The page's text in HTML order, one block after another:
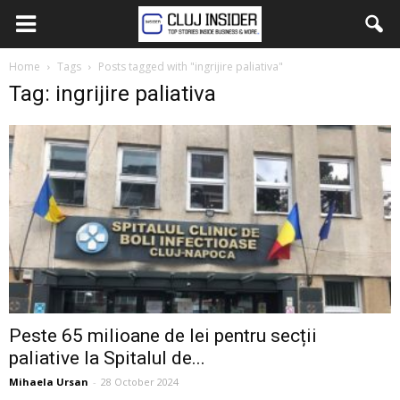
Home Tags Posts tagged with "ingrijire paliativa"
Tag: ingrijire paliativa
Peste 65 milioane de lei pentru secții
paliative la Spitalul de...
Mihaela Ursan - 28 October 2024